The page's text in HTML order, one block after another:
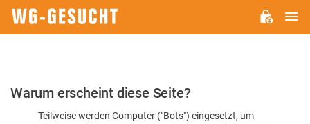
Bitte
Warum erscheint diese Seite?
Teilweise werden Computer ("Bots") eingesetzt, um